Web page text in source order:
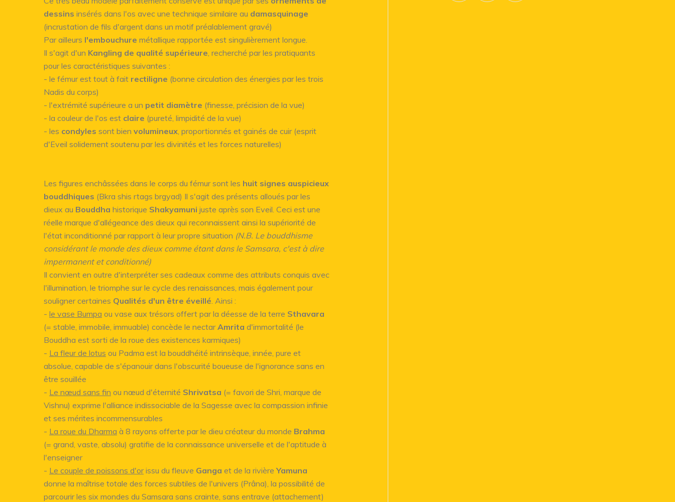
dessins insérés dans l'os avec une technique similaire au damasquinage
(incrustation de fils d'argent dans un motif préalablement gravé)
Par ailleurs l'embouchure métallique rapportée est singulièrement longue.
Il s'agit d'un Kangling de qualité supérieure , recherché par les pratiquants
pour les caractéristiques suivantes :
- le fémur est tout à fait rectiligne (bonne circulation des énergies par les trois
Nadis du corps)
- l'extrémité supérieure a un petit diamètre (finesse, précision de la vue)
- la couleur de l'os est claire (pureté, limpidité de la vue)
- les condyles sont bien volumineux , proportionnés et gainés de cuir (esprit
d'Eveil solidement soutenu par les divinités et les forces naturelles)
Les figures enchâssées dans le corps du fémur sont les huit signes auspicieux
bouddhiques (Bkra shis rtags brgyad) Il s'agit des présents alloués par les
dieux au Bouddha historique Shakyamuni juste après son Eveil. Ceci est une
réelle marque d'allégeance des dieux qui reconnaissent ainsi la supériorité de
l'état inconditionné par rapport à leur propre situation (N.B. Le bouddhisme
considérant le monde des dieux comme étant dans le Samsara, c'est à dire
impermanent et conditionné)
Il convient en outre d'interpréter ses cadeaux comme des attributs conquis avec
l'illumination, le triomphe sur le cycle des renaissances, mais également pour
souligner certaines Qualités d'un être éveillé . Ainsi :
- le vase Bumpa ou vase aux trésors offert par la déesse de la terre Sthavara
(= stable, immobile, immuable) concède le nectarAmrita d'immortalité (le
Bouddha est sorti de la roue des existences karmiques)
- La fleur de lotus ou Padma est la bouddhéité intrinsèque, innée, pure et
absolue, capable de s'épanouir dans l'obscurité boueuse de l'ignorance sans en
être souillée
- Le nœud sans fin ou nœud d'éternité Shrivatsa (= favori de Shri, marque de
Vishnu) exprime l'alliance indissociable de la Sagesse avec la compassion infinie
et ses mérites incommensurables
- La roue du Dharma à 8 rayons offerte par le dieu créateur du monde Brahma
(= grand, vaste, absolu) gratifie de la connaissance universelle et de l'aptitude à
l'enseigner
- Le couple de poissons d'orissu du fleuve Ganga et de la rivièreYamuna
donne la maîtrise totale des forces subtiles de l'univers (Prâna), la possibilité de
parcourir les six mondes du Samsara sans crainte, sans entrave (attachement)